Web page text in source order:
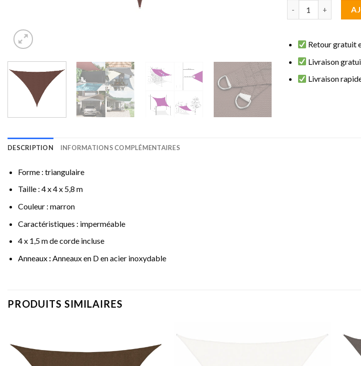
Retour gratuit
Livraison
Livraison
DESCRIPTION INFORMATIONS COMPLÉMENTAIRES
Forme : triangulaire
Taille : 4 x 4 x 5,8 m
Couleur : marron
Caractéristiques : imperméable
4 x 1,5 m de corde incluse
Anneaux:Anneaux en D en acier inoxydable
PRODUITS SIMILAIRES